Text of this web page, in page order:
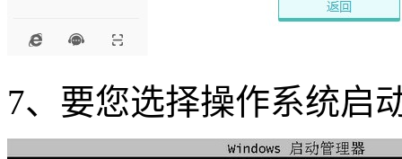
7、要您选择操作系统启